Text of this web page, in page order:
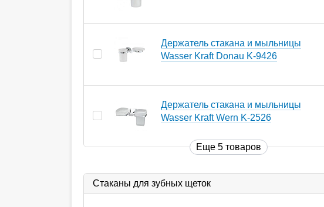
Держатель стакана и мыльницы
Wasser Kraft Donau K-9426
Держатель стакана и мыльницы
Wasser Kraft Wern K-2526
Еще 5 товаров
Стаканы для зубных щеток